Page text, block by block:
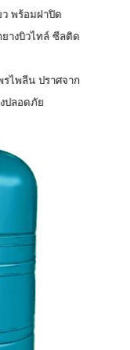
ว พร้อมฝาปิด
างบิวไทล์ ซีลติด
ไพลีน ปราศจาก
ปลอดภัย